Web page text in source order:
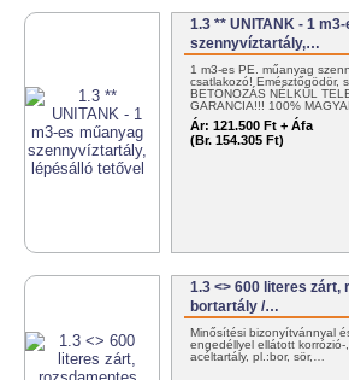
1.3 ** UNITANK - 1
szennyvíztartály,…
1 m3-es PE. műanyag
csatlakozó! Emésztőgödör,
BETONOZÁS NÉLKÜL
GARANCIA!!! 100%
Ár: 121.500 Ft + Áfa
(Br. 154.305 Ft)
1.3 <> 600 literes zárt,
bortartály /…
Minősítési bizonyítvánnyal
engedéllyel ellátott
acéltartály, pl.:bor, sör,…